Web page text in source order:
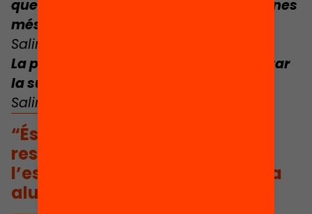
que les escoles privades tinguin alumnes
més vulnerables?
Salima:
La principal mesura ha estat augmentar
la subvenció per alumne vulnerable.
Salima:
“És massa recent avaluar els
resultats de subvencionar
l’escola concertada que educa
alumnat vulnerable”